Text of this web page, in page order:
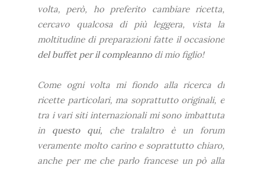
volta, però, ho preferito cambiare ricetta,
cercavo qualcosa di più leggera, vista la
moltitudine di preparazioni fatte il occasione
del buffet per il compleannodi mio figlio!
Come ogni volta mi fiondo alla ricerca di
ricette particolari, ma soprattutto originali, e
tra i vari siti internazionali mi sono imbattuta
in questo qui, che tralaltro è un forum
veramente molto carino e soprattutto chiaro,
anche per me che parlo francese un pò alla